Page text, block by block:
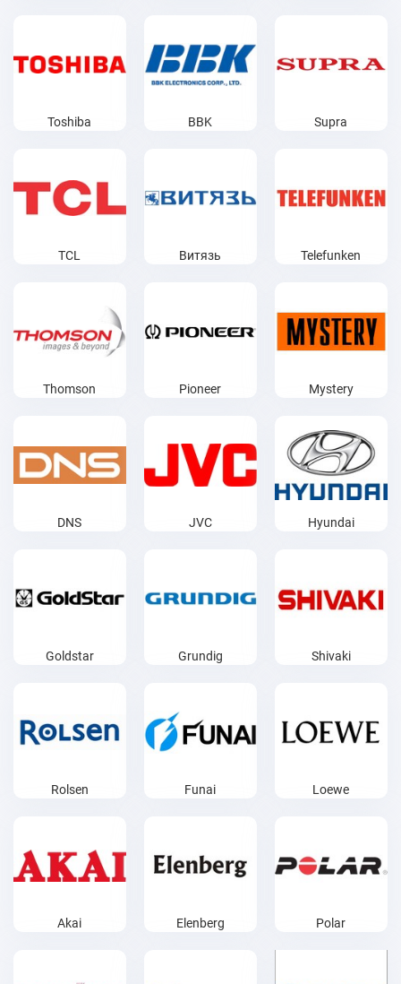
Toshiba BBK Supra
TCL Витязь Telefunken
Thomson Pioneer Mystery
DNS JVC Hyundai
Goldstar Grundig Shivaki
Rolsen Funai Loewe
Akai Elenberg Polar